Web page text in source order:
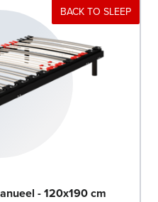
BACK TO SLEEP
- 120x190 cm